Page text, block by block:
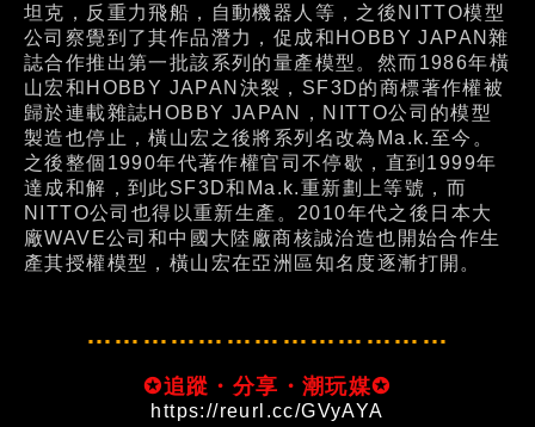
坦克，反重力飛船，自動機器人等，之後NITTO模型
公司察覺到了其作品潛力，促成和HOBBY JAPAN雜
誌合作推出第一批該系列的量產模型。然而1986年橫
山宏和HOBBY JAPAN決裂，SF3D的商標著作權被
歸於連載雜誌HOBBY JAPAN，NITTO公司的模型
製造也停止，橫山宏之後將系列名改為Ma.k.至今。
之後整個1990年代著作權官司不停歇，直到1999年
達成和解，到此SF3D和Ma.k.重新劃上等號，而
NITTO公司也得以重新生產。2010年代之後日本大
廠WAVE公司和中國大陸廠商核誠治造也開始合作生
產其授權模型，橫山宏在亞洲區知名度逐漸打開。
…………………………………
✪追蹤・分享・潮玩媒✪
https://reurl.cc/GVyAYA